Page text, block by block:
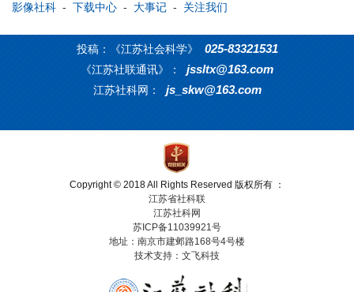
影像社科 - 下载中心 - 大事记 - 关注我们
投稿：《江苏社会科学》 025-83321531
《江苏社联通讯》： jssltx@163.com
江苏社科网： js_skw@163.com
Copyright © 2018 All Rights Reserved 版权所有 ：
江苏省社科联
江苏社科网
苏ICP备11039921号
地址：南京市建邺路168号4号楼
技术支持：文飞科技